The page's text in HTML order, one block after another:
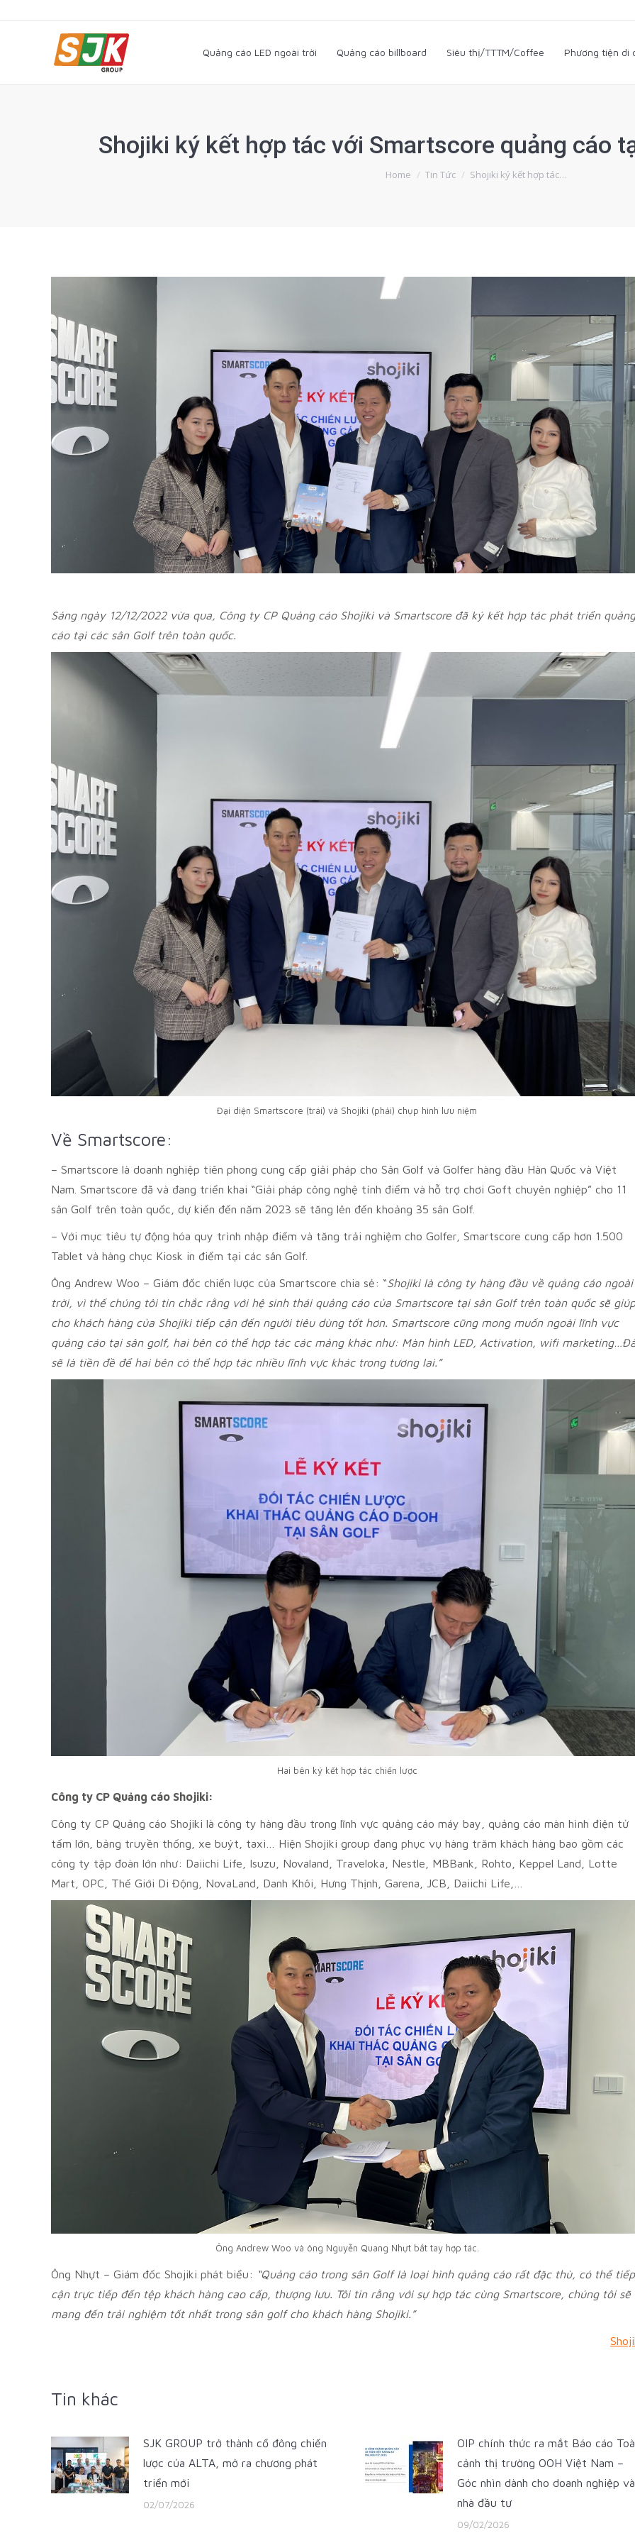
Quảng cáo LED ngoài trời Quảng cáo billboard Siêu thị/TTTM/Coffee Phương tiện di
Shojiki ký kết hợp tác với Smartscore quảng cáo
You are here:
Home Tin Tức Shojiki ký kết hợp tác…
Sáng ngày 12/12/2022 vừa qua, Công ty CP Quảng cáo Shojiki và Smartscore đã ký kết hợp tác phát triển quảng
cáo tại các sân Golftrên toàn quốc.
Đại diện Smartscore (trái) và Shojiki (phải) chụp hình lưu niệm
Về Smartscore:
– Smartscore là doanh nghiệp tiên phong cung cấp giải pháp cho Sân Golf và Golfer hàng đầu Hàn Quốc và Việt
Nam. Smartscore đã và đang triển khai “Giải pháp công nghệ tính điểm và hỗ trợ chơi Goft chuyên nghiệp” cho 11
sân Golf trên toàn quốc, dự kiến đến năm 2023 sẽ tăng lên đến khoảng 35 sân Golf.
– Với mục tiêu tự động hóa quy trình nhập điểm và tăng trải nghiệm cho Golfer, Smartscore cung cấp hơn 1.500
Tablet và hàng chục Kiosk in điểm tại các sân Golf.
Ông Andrew Woo – Giám đốc chiến lược của Smartscore chia sẻ: “Shojiki là công ty hàng đầu về quảng cáo ngoài
trời, vì thế chúng tôi tin chắc rằng với hệ sinh thái quảng cáo của Smartscore tại sân Golf trên toàn quốc sẽ giúp
cho khách hàng của Shojiki tiếp cận đến người tiêu dùng tốt hơn. Smartscore cũng mong muốn ngoài lĩnh vực
quảng cáo tại sân golf, hai bên có thể hợp tác các mảng khác như: Màn hình LED, Activation, wifi
sẽ là tiền đề để hai bên có thể hợp tác nhiều lĩnh vực khác trong tương lai.”
Hai bên ký kết hợp tác chiến lược
Công ty CP Quảng cáo Shojiki:
Công ty CP Quảng cáo Shojiki là công ty hàng đầu trong lĩnh vực quảng cáo máy bay, quảng cáo màn hình điện tử
tấm lớn, bảng truyền thống, xe buýt, taxi… Hiện Shojiki group đang phục vụ hàng trăm khách hàng bao gồm các
công ty tập đoàn lớn như: Daiichi Life, Isuzu, Novaland, Traveloka, Nestle, MBBank, Rohto, Keppel Land, Lotte
Mart, OPC, Thế Giới Di Động, NovaLand, Danh Khôi, Hưng Thịnh, Garena, JCB, Daiichi Life,…
Ông Andrew Woo và ông Nguyễn Quang Nhựt bắt tay hợp tác.
Ông Nhựt – Giám đốc Shojiki phát biểu: “Quảng cáo trong sân Golf là loại hình quảng cáo rất đặc thù, có thể tiếp
cận trực tiếp đến tệp khách hàng cao cấp, thượng lưu. Tôi tin rằng với sự hợp tác cùng Smartscore, chúng tôi sẽ
mang đến trải nghiệm tốt nhất trong sân golf cho khách hàng Shojiki.”
Tin khác
SJK GROUP trở thành cổ đông chiến
lược của ALTA, mở ra chương phát
triển mới
02/07/2026
OIP chính thức ra mắt Báo cáo
cảnh thị trường OOH Việt Nam –
Góc nhìn dành cho doanh nghiệp và
nhà đầu tư
09/02/2026
Quảng cáo LED ngoài trời Quảng cáo billboard Siêu thị/TTTM/Coffee Phương tiện